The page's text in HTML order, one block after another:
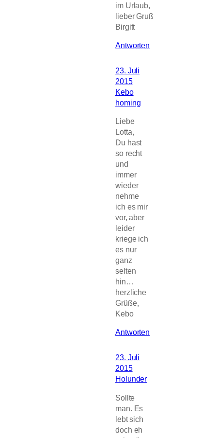
im Urlaub,
lieber Gruß
Birgitt
Antworten
23. Juli
2015
Kebo
homing
Liebe
Lotta,
Du hast
so recht
und
immer
wieder
nehme
ich es mir
vor, aber
leider
kriege ich
es nur
ganz
selten
hin…
herzliche
Grüße,
Kebo
Antworten
23. Juli
2015
Holunder
Sollte
man. Es
lebt sich
doch eh